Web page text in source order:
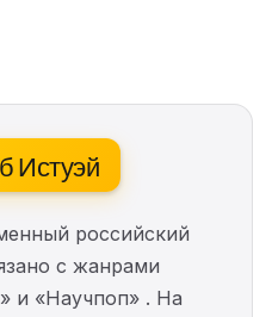
Истуэй
российский
с жанрами
и «Научпоп» . На